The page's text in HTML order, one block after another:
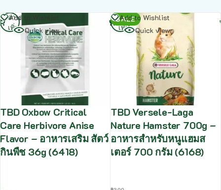
Add to Wishlist
Quick view
TBD Oxbow Critical
Care Herbivore Anise
Flavor – อาหารเสริม สัตว์
กินพืช 36g (6418)
อ่าน
เพิ่ม
SALE
Add to Wishlist
Quick view
TBD Versele-Laga
Nature Hamster 700g –
อาหารสำหรับหนูแฮมส
เตอร์ 700 กรัม (6168)
อ่าน
เพิ่ม